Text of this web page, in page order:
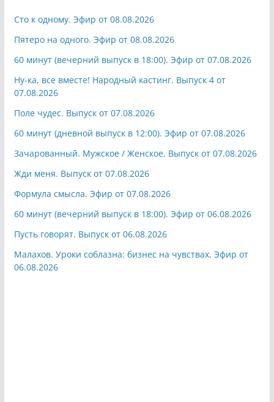
Сто к одному. Эфир от 08.08.2026
Пятеро на одного. Эфир от 08.08.2026
60 минут (вечерний выпуск в 18:00). Эфир от 07.08.2026
Ну-ка, все вместе! Народный кастинг. Выпуск 4 от
07.08.2026
Поле чудес. Выпуск от 07.08.2026
60 минут (дневной выпуск в 12:00). Эфир от 07.08.2026
Зачарованный. Мужское / Женское. Выпуск от 07.08.2026
Жди меня. Выпуск от 07.08.2026
Формула смысла. Эфир от 07.08.2026
60 минут (вечерний выпуск в 18:00). Эфир от 06.08.2026
Пусть говорят. Выпуск от 06.08.2026
Малахов. Уроки соблазна: бизнес на чувствах. Эфир от
06.08.2026